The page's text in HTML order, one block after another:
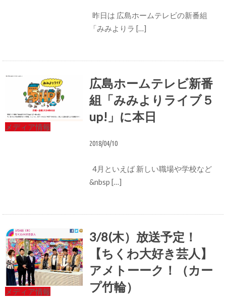
昨日は 広島ホームテレビの新番組
「みみよりラ […]
メディア情報
広島ホームテレビ新番
組「みみよりライブ５
up!」に本日
2018/04/10
4月といえば 新しい職場や学校など
&nbsp […]
メディア情報
3/8(木）放送予定！
【ちくわ大好き芸人】
アメトーーク！（カー
プ竹輪）